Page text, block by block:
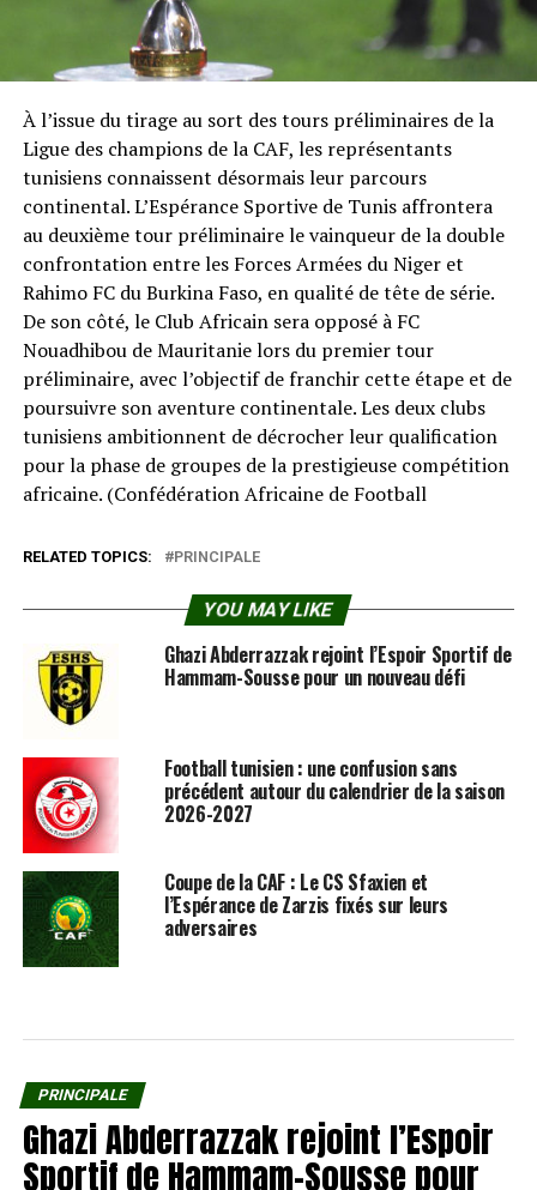
À l’issue du tirage au sort des tours préliminaires de la
Ligue des champions de la CAF, les représentants
tunisiens connaissent désormais leur parcours
continental. L’Espérance Sportive de Tunis affrontera
au deuxième tour préliminaire le vainqueur de la double
confrontation entre les Forces Armées du Niger et
Rahimo FC du Burkina Faso, en qualité de tête de série.
De son côté, le Club Africain sera opposé à FC
Nouadhibou de Mauritanie lors du premier tour
préliminaire, avec l’objectif de franchir cette étape et de
poursuivre son aventure continentale. Les deux clubs
tunisiens ambitionnent de décrocher leur qualification
pour la phase de groupes de la prestigieuse compétition
africaine. (Confédération Africaine de Football⁠
RELATED TOPICS: PRINCIPALE
YOU MAY LIKE
Ghazi Abderrazzak rejoint l’Espoir Sportif de
Hammam-Sousse pour un nouveau défi
Football tunisien : une confusion sans
précédent autour du calendrier de la saison
2026-2027
Coupe de la CAF : Le CS Sfaxien et
l’Espérance de Zarzis fixés sur leurs
adversaires
PRINCIPALE
Ghazi Abderrazzak rejoint l’Espoir
Sportif de Hammam-Sousse pour